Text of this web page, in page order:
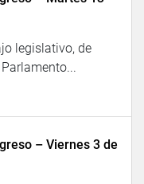
legislativo, de
– Viernes 3 de